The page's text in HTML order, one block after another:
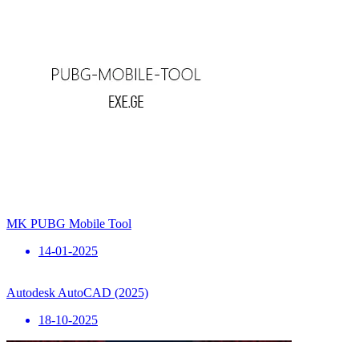
MK PUBG Mobile Tool
14-01-2025
Autodesk AutoCAD (2025)
18-10-2025